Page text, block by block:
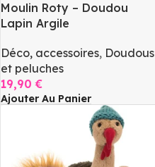
Moulin Roty – Doudou
Lapin Argile
Déco, accessoires, Doudous
et peluches
19,90€
Ajouter Au Panier